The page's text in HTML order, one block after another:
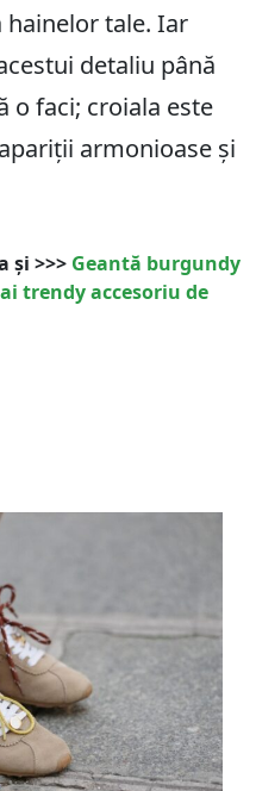
hainelor tale. Iar
detaliu până
o faci; croiala este
armonioase și
și >>> Geantă burgundy
trendy accesoriu de